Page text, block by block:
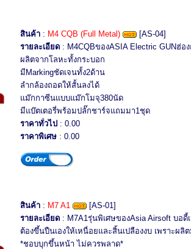
สินค้า : M4 CQB (Full Metal)
[AS-04]
รายละเอียด : M4CQBของASIA Electric GUNฮ่อง
ผลิตจากโลหะทั้งกระบอก
มีMarkingชัดเจนทั้ง2ด้าน
ลำกล้องถอดให้สั้นลงได้
แม๊กกาซีนแบบแม๊กโมจุ380นัด
มีแบ๊ตเตอรี่พร้อมปลั๊กชาร์จแถมมา1ชุด
ราคาทั่วไป : 0.00
ราคาพิเศษ : 0.00
สินค้า : M7 A1
[AS-01]
รายละเอียด : M7A1รุ่นพิเศษของAsia Airsoft บอ
ต้องขึ้นปืนเองให้เหนื่อยและสิ้นเปลืองงบ เพราะผลิ
*ชอบบุกขึ้นหน้า ไม่ควรพลาด*